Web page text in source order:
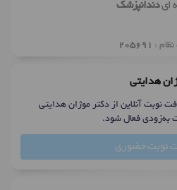
ایدندانپزشک
:
205691
هدایتی
نوبت آنلاین از دکتر موژان هدایتی
به‌زودی فعال شود.
نوبت حضوری